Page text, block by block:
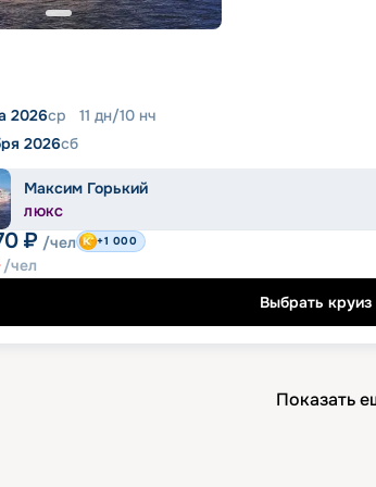
2026ср 11 дн/10 нч
2026сб
Максим Горький
ЛЮКС
₽ /чел
/чел
+1 000
Выбрать круиз
Показать